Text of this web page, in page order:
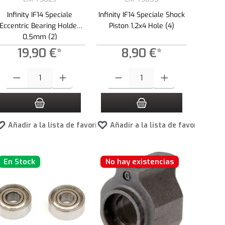
Infinity IF14 Speciale
Eccentric Bearing Holder
0,5mm (2)
19,90 €*
Añadir a la lista de favoritos
Infinity IF14 Speciale Shock
Piston 1,2x4 Hole (4)
8,90 €*
Añadir a la lista de favoritos
En Stock No hay existencias